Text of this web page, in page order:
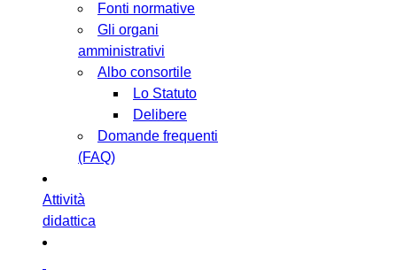
Fonti normative
Gli organi
amministrativi
Albo consortile
Lo Statuto
Delibere
Domande frequenti
(FAQ)
Attività
didattica